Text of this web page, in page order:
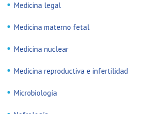
Medicina legal
Medicina materno fetal
Medicina nuclear
Medicina reproductiva e infertilidad
Microbiología